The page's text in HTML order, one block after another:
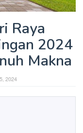
Raya
2024
Makna
2024